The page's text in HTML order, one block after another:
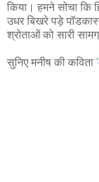
किया। हमने सोचा कि
उधर बिखरे पड़े
श्रोताओं को सारी
सुनिए मनीष की कविता